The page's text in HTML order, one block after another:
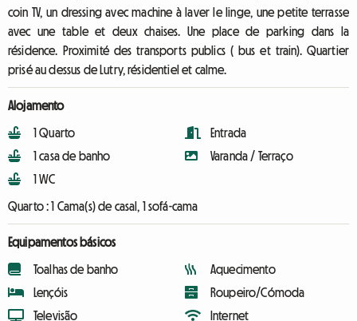
coin TV, un dressing avec machine à laver le linge, une petite terrasse
avec une table et deux chaises. Une place de parking dans la
résidence. Proximité des transports publics ( bus et train). Quartier
prisé au dessus de Lutry, résidentiel et calme.
Alojamento
1 Quarto
1 casa de banho
1 WC
Entrada
Varanda / Terraço
Quarto :1 Cama(s) de casal, 1 sofá-cama
Equipamentos básicos
Toalhas de banho
Lençóis
Televisão
Aquecimento
Roupeiro/Cómoda
Internet